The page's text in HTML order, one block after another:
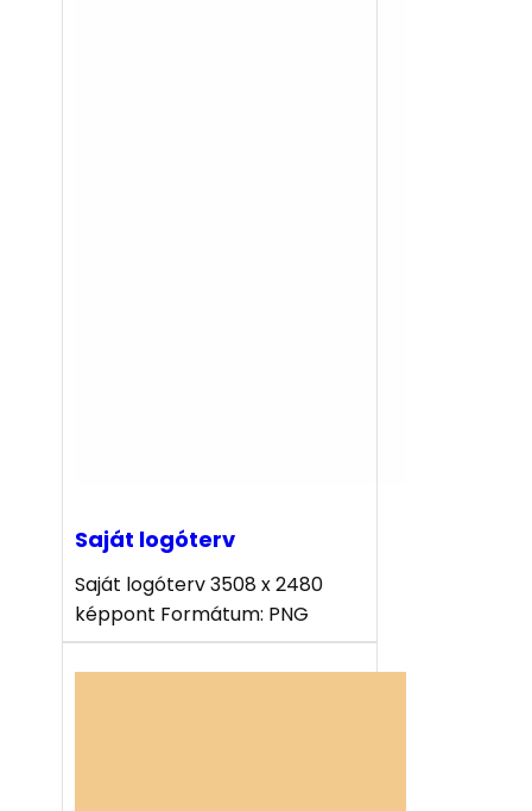
Saját logóterv
Saját logóterv 3508 x 2480
képpont Formátum: PNG